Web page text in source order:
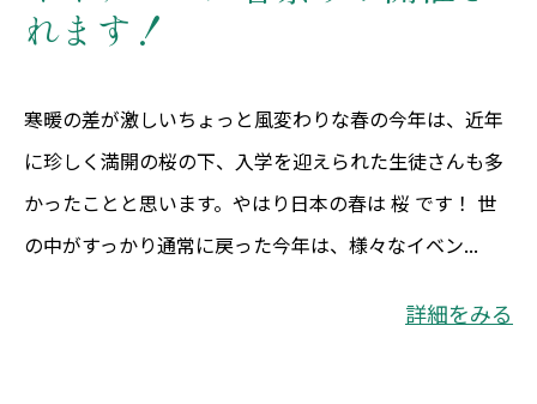
れます！
寒暖の差が激しいちょっと風変わりな春の今年は、近年
に珍しく満開の桜の下、入学を迎えられた生徒さんも多
かったことと思います。やはり日本の春は 桜 です！ 世
の中がすっかり通常に戻った今年は、様々なイベン...
詳細をみる